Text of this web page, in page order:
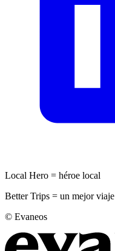
Local Hero = héroe local
Better Trips = un mejor viaje
© Evaneos